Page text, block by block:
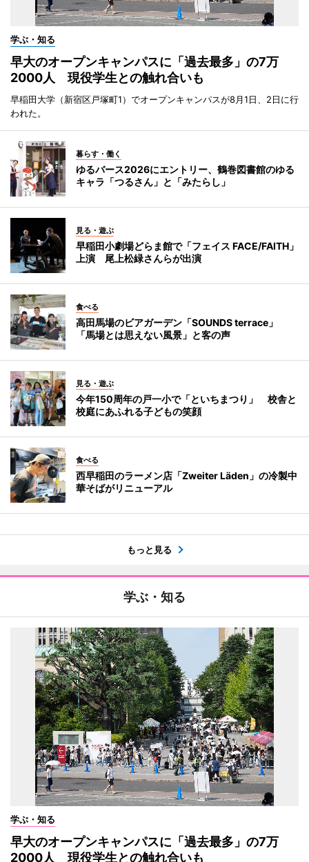
学ぶ・知る
早大のオープンキャンパスに「過去最多」の7万
2000人 現役学生との触れ合いも
早稲田大学（新宿区戸塚町1）でオープンキャンパスが8月1日、2日に行
われた。
暮らす・働く
ゆるバース2026にエントリー、鶴巻図書館のゆる
キャラ「つるさん」と「みたらし」
見る・遊ぶ
早稲田小劇場どらま館で「フェイス FACE/FAITH」
上演 尾上松緑さんらが出演
食べる
高田馬場のビアガーデン「SOUNDS terrace」
「馬場とは思えない風景」と客の声
見る・遊ぶ
今年150周年の戸一小で「といちまつり」 校舎と
校庭にあふれる子どもの笑顔
食べる
西早稲田のラーメン店「Zweiter Läden」の冷製中
華そばがリニューアル
もっと見る
学ぶ・知る
学ぶ・知る
早大のオープンキャンパスに「過去最多」の7万
2000人 現役学生との触れ合いも